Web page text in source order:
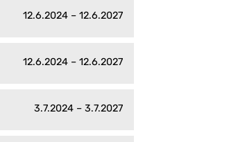
12.6.2024 – 12.6.2027
12.6.2024 – 12.6.2027
3.7.2024 – 3.7.2027